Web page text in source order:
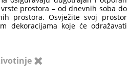
prostora – od dnevnih soba do
prostora. Osvježite svoj prostor
dekoracijama koje će odražavati